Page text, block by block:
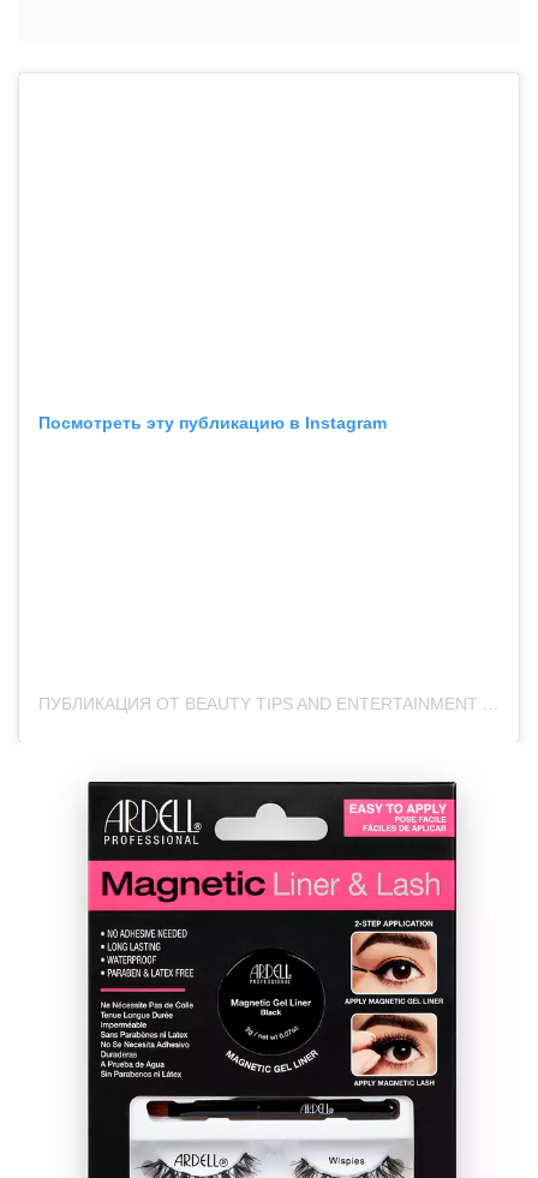
Посмотреть эту публикацию в Instagram
ПУБЛИКАЦИЯ ОТ BEAUTY TIPS AND ENTERTAINMENT (@INSIDEBEAUTYONLINE)